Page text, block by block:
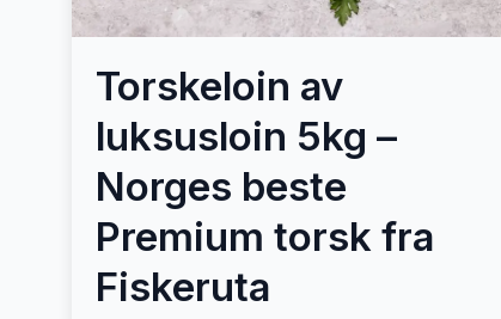
Torskeloin av
luksusloin 5kg –
Norges beste
Premium torsk fra
Fiskeruta